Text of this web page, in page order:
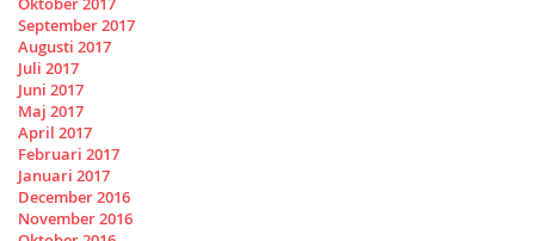
September 2017
Augusti 2017
Juli 2017
Juni 2017
Maj 2017
April 2017
Februari 2017
Januari 2017
December 2016
November 2016